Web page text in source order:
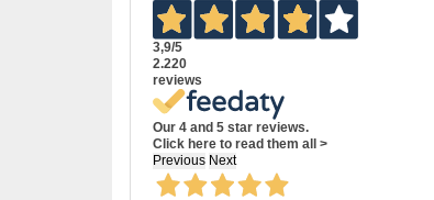
3,9/5
2.220
reviews
Our 4 and 5 star reviews.
Click here to read them all >
Previous Next